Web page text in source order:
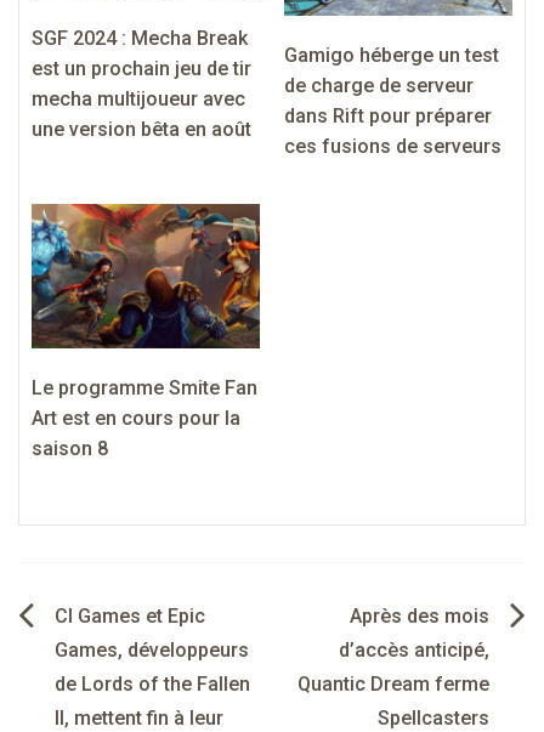
SGF 2024 : Mecha Break
est un prochain jeu de tir
mecha multijoueur avec
une version bêta en août
Gamigo héberge un test
de charge de serveur
dans Rift pour préparer
ces fusions de serveurs
Le programme Smite Fan
Art est en cours pour la
saison 8
Navigation
de
l’article
CI Games et Epic
Games, développeurs
de Lords of the Fallen
II, mettent fin à leur
Après des mois
d’accès anticipé,
Quantic Dream ferme
Spellcasters